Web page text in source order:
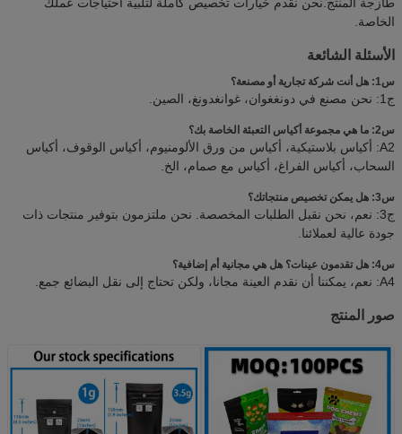
الخاصة.
الأسئلة الشائعة
س1: هل أنت شركة تجارية أو مصنعة؟
ج1: نحن مصنع في دونغغوان، غوانغدونغ، الصين.
س2: ما هي مجموعة أكياس التعبئة الخاصة بك؟
A2: أكياس بلاستيكية، أكياس من ورق الألومنيوم، أكياس الوقوف، أكياس
السحاب، أكياس الفراغ، أكياس مع صمام، الخ.
س3: هل يمكن تخصيص منتجاتك؟
ج3: نعم، نحن نقبل الطلبات المخصصة. نحن ملتزمون بتوفير منتجات ذات
جودة عالية لعملائنا.
س4: هل تقدمون عينات؟ هل هي مجانية أم إضافية؟
A4: نعم، يمكننا أن نقدم العينة مجانا، ولكن تحتاج إلى نقل البضائع جمع.
صور المنتج